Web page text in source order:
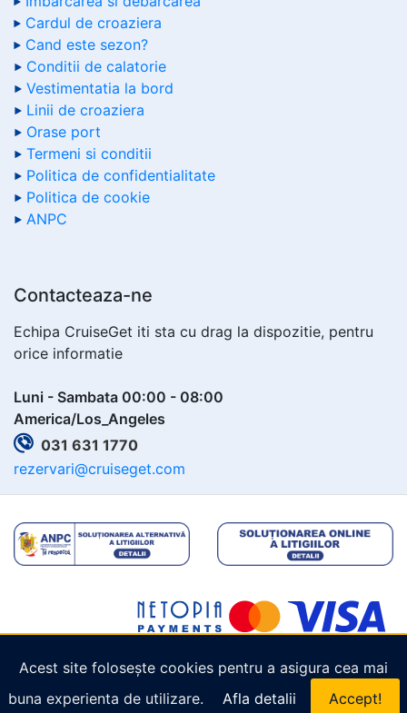
Acest site folosește cookies pentru a asigura cea mai
buna experienta de utilizare.
Afla detalii Accept!
Cardul de croaziera
Cand este sezon?
Conditii de calatorie
Vestimentatia la bord
Linii de croaziera
Orase port
Termeni si conditii
Politica de confidentialitate
Politica de cookie
ANPC
Contacteaza-ne
Echipa CruiseGet iti sta cu drag la dispozitie, pentru
orice informatie
Luni - Sambata 00:00 - 08:00
America/Los_Angeles
031 631 1770
rezervari@cruiseget.com
Copyright © 2026 Cruiseget.com . Toate drepturile
rezervate.